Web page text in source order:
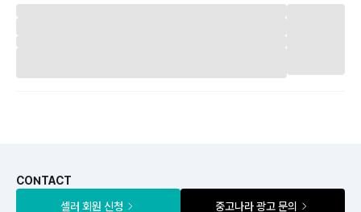
CONTACT
셀러 회원 신청
중고나라 광고 문의